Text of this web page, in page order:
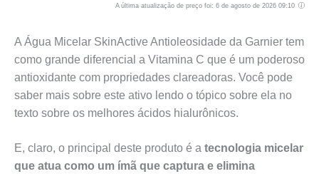
A última atualização de preço foi: 6 de agosto de 2026 09:10
A Água Micelar SkinActive Antioleosidade da Garnier tem
como grande diferencial a Vitamina C que é um poderoso
antioxidante com propriedades clareadoras. Você pode
saber mais sobre este ativo lendo o tópico sobre ela no
texto sobre os melhores ácidos hialurônicos.
E, claro, o principal deste produto é a tecnologia micelar
que atua como um ímã que captura e elimina